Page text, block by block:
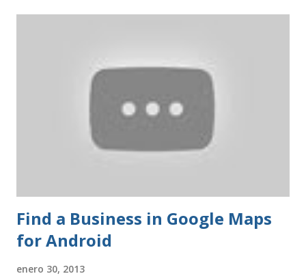
Find a Business in Google Maps
for Android
enero 30, 2013